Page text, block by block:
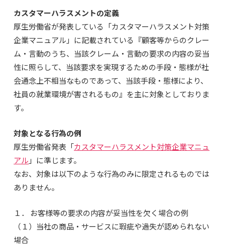
カスタマーハラスメントの定義
厚生労働省が発表している「カスタマーハラスメント対策
企業マニュアル」に記載されている『顧客等からのクレー
ム・言動のうち、当該クレーム・言動の要求の内容の妥当
性に照らして、当該要求を実現するための手段・態様が社
会通念上不相当なものであって、当該手段・態様により、
社員の就業環境が害されるもの』を主に対象としておりま
す。
対象となる行為の例
厚生労働省発表「カスタマーハラスメント対策企業マニュ
アル 」に準じます。
なお、対象は以下のような行為のみに限定されるものでは
ありません。
１． お客様等の要求の内容が妥当性を欠く場合の例
（１）当社の商品・サービスに瑕疵や過失が認められない
場合